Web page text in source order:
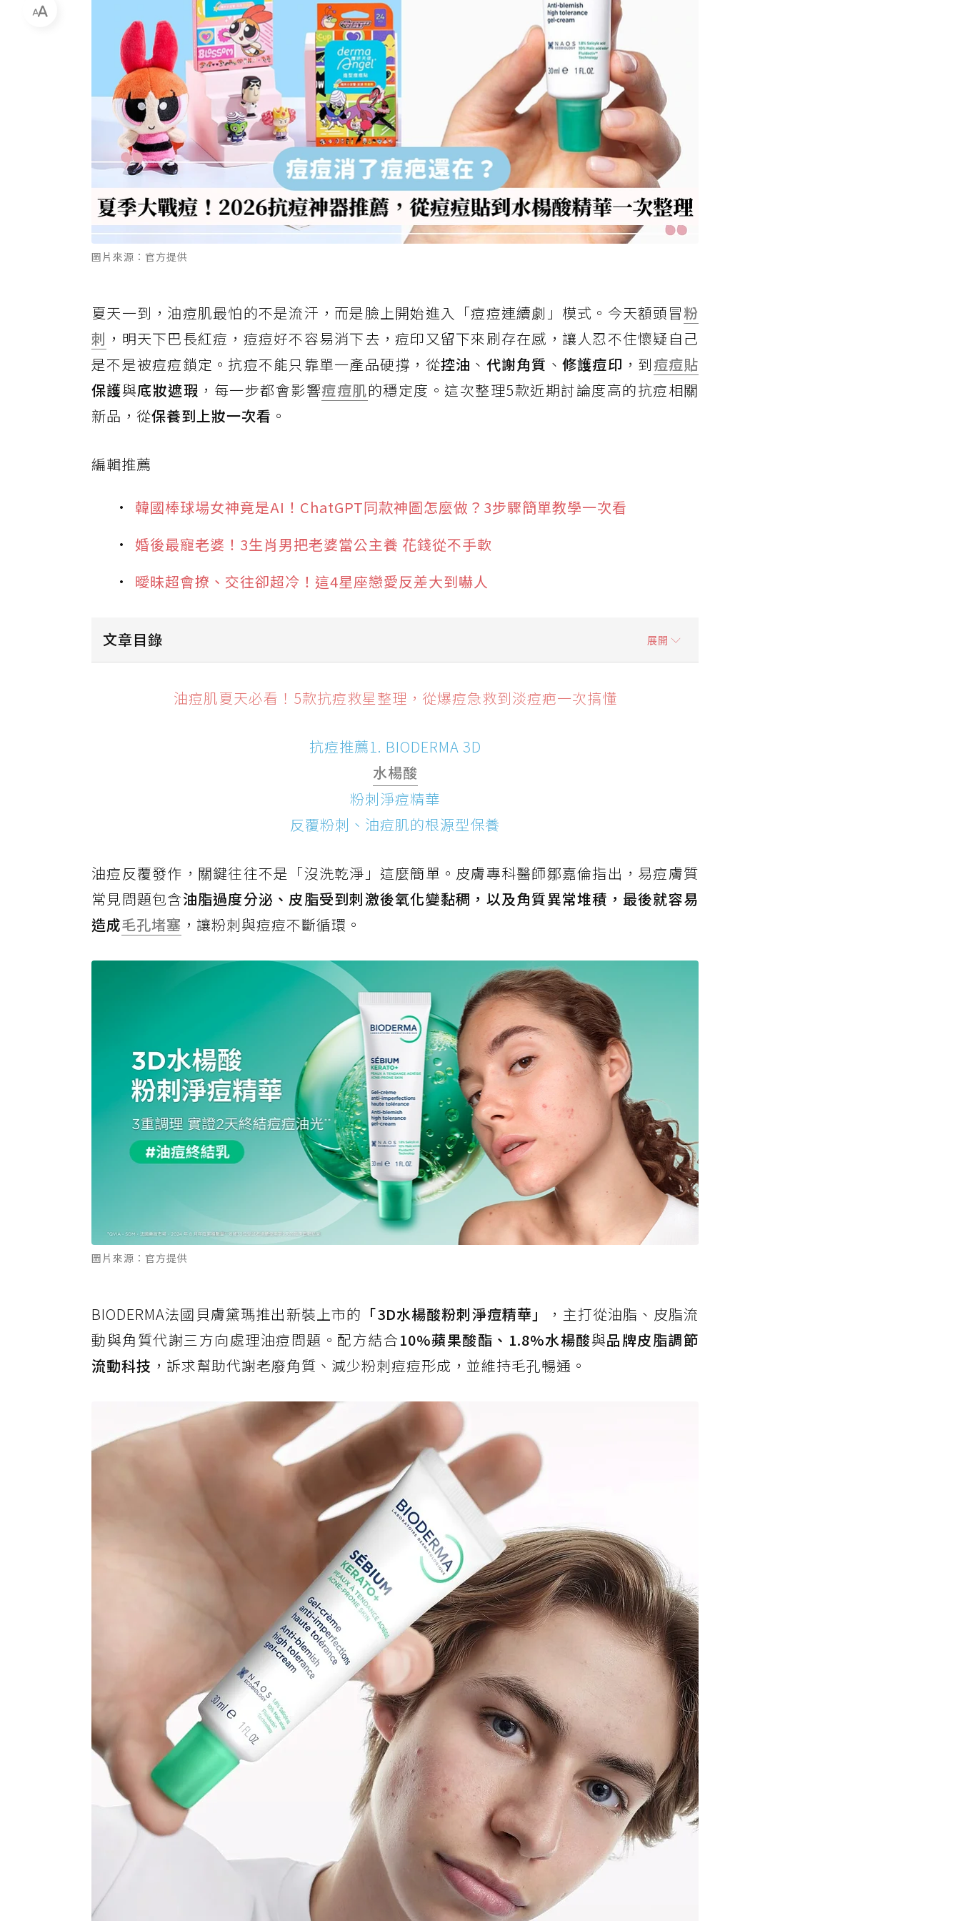
圖片來源：官方提供
夏天一到，油痘肌最怕的不是流汗，而是臉上開始進入「痘痘連續劇」模式。今天額頭冒粉
刺 ，明天下巴長紅痘，痘痘好不容易消下去，痘印又留下來刷存在感，讓人忍不住懷疑自己
是不是被痘痘鎖定。抗痘不能只靠單一產品硬撐，從控油 、 代謝角質 、 修護痘印 ，到痘痘貼
保護與底妝遮瑕 ，每一步都會影響痘痘肌的穩定度。這次整理5款近期討論度高的抗痘相關
新品，從保養到上妝一次看 。
編輯推薦
韓國棒球場女神竟是AI！ChatGPT同款神圖怎麼做？3步驟簡單教學一次看
婚後最寵老婆！3生肖男把老婆當公主養 花錢從不手軟
曖昧超會撩、交往卻超冷！這4星座戀愛反差大到嚇人
文章目錄 展開
抗痘推薦2. DermaAngel護妍天使飛天小女警造型痘痘貼 長痘也要可愛出門
抗痘推薦3. NARUKO茶樹三酸AI系列 從控油、收孔到淡痘印一次管理
抗痘推薦4. 媚比琳控油貼貼妝前精華＋一點即遮抗痘遮瑕 上妝族的痘痘肌救星
抗痘推薦5. 曼秀雷敦Acnes集中抗痘精華液 急救痘痘與淡痘印一次處理
油痘肌夏天必看！5款抗痘救星整理，從爆痘急救到淡痘疤一次搞懂
抗痘推薦1. BIODERMA 3D
水楊酸
粉刺淨痘精華
反覆粉刺、油痘肌的根源型保養
油痘反覆發作，關鍵往往不是「沒洗乾淨」這麼簡單。皮膚專科醫師鄒嘉倫指出，易痘膚質
常見問題包含油脂過度分泌、皮脂受到刺激後氧化變黏稠，以及角質異常堆積，最後就容易
造成毛孔堵塞 ，讓粉刺與痘痘不斷循環。
圖片來源：官方提供
BIODERMA法國貝膚黛瑪推出新裝上市的 「3D水楊酸粉刺淨痘精華」
，主打從油脂、皮脂流
動與角質代謝三方向處理油痘問題。配方結合10%蘋果酸酯、1.8%水楊酸與品牌皮脂調節
流動科技 ，訴求幫助代謝老廢角質、減少粉刺痘痘形成，並維持毛孔暢通。